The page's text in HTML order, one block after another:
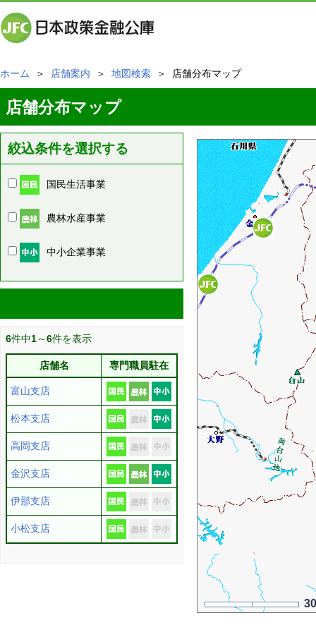
ホーム ＞ 店舗案内 ＞ 地図検索 ＞ 店舗分布マップ
店舗分布マップ
絞込条件を選択する
国民生活事業
農林水産事業
中小企業事業
6件中1～6件を表示
店舗名 専門職員駐在
富山支店
松本支店
高岡支店
金沢支店
伊那支店
小松支店